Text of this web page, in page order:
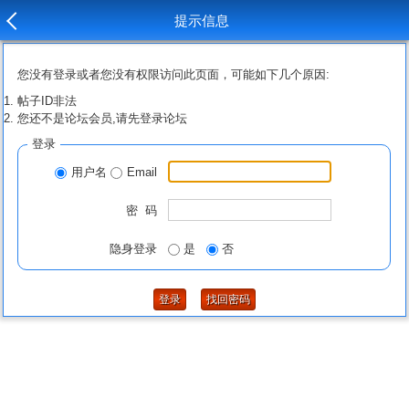
提示信息
您没有登录或者您没有权限访问此页面，可能如下几个原因:
帖子ID非法
您还不是论坛会员,请先登录论坛
登录
用户名 Email
密 码
隐身登录 是 否